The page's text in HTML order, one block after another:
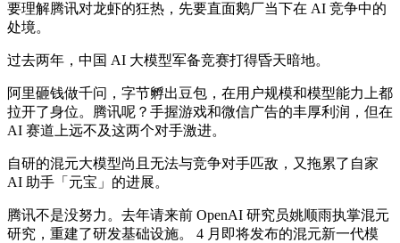
要理解腾讯对龙虾的狂热，先要直面鹅厂当下在 AI 竞争中的
处境。
过去两年，中国 AI 大模型军备竞赛打得昏天暗地。
阿里砸钱做千问，字节孵出豆包，在用户规模和模型能力上都
拉开了身位。腾讯呢？手握游戏和微信广告的丰厚利润，但在
AI 赛道上远不及这两个对手激进。
自研的混元大模型尚且无法与竞争对手匹敌，又拖累了自家
AI 助手「元宝」的进展。
腾讯不是没努力。去年请来前 OpenAI 研究员姚顺雨执掌混元
研究，重建了研发基础设施。 4 月即将发布的混元新一代模